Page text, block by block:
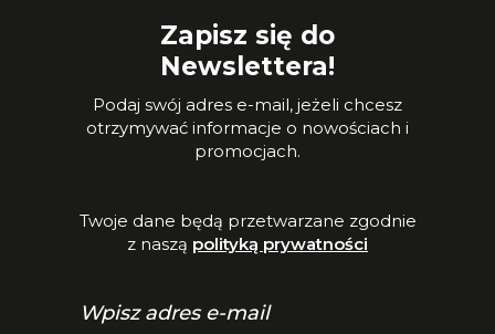
Zapisz się do
Newslettera!
Podaj swój adres e-mail, jeżeli chcesz
otrzymywać informacje o nowościach i
promocjach.
Twoje dane będą przetwarzane zgodnie
z naszą polityką prywatności